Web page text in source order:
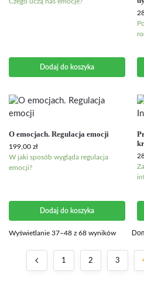
Dodaj do koszyka
O emocjach. Regulacja emocji
199,00 zł
W jaki sposób wygląda regulacja
emocji?
Dodaj do koszyka
Wyświetlanie 37–48 z 68 wyników
1 2 3